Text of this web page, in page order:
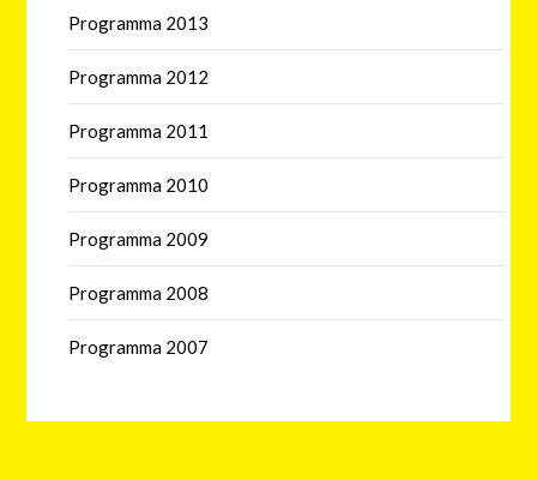
Programma 2013
Programma 2012
Programma 2011
Programma 2010
Programma 2009
Programma 2008
Programma 2007